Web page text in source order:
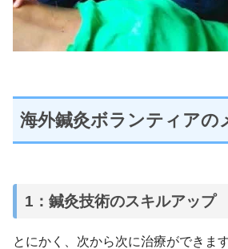
海外鍼灸ボランティアの
1：鍼灸技術のスキルアップ
とにかく、次から次に治療ができます